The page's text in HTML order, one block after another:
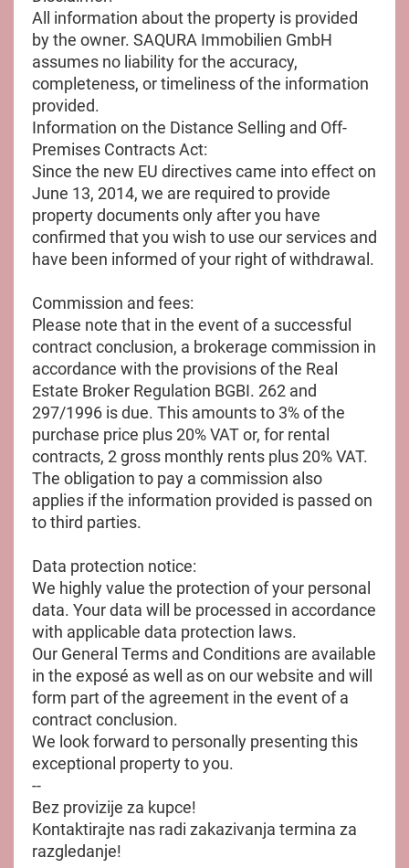
All information about the property is provided
by the owner. SAQURA Immobilien GmbH
assumes no liability for the accuracy,
completeness, or timeliness of the information
provided.
Information on the Distance Selling and Off-
Premises Contracts Act:
Since the new EU directives came into effect on
June 13, 2014, we are required to provide
property documents only after you have
confirmed that you wish to use our services and
have been informed of your right of withdrawal.
Commission and fees:
Please note that in the event of a successful
contract conclusion, a brokerage commission in
accordance with the provisions of the Real
Estate Broker Regulation BGBI. 262 and
297/1996 is due. This amounts to 3% of the
purchase price plus 20% VAT or, for rental
contracts, 2 gross monthly rents plus 20% VAT.
The obligation to pay a commission also
applies if the information provided is passed on
to third parties.
Data protection notice:
We highly value the protection of your personal
data. Your data will be processed in accordance
with applicable data protection laws.
Our General Terms and Conditions are available
in the exposé as well as on our website and will
form part of the agreement in the event of a
contract conclusion.
We look forward to personally presenting this
exceptional property to you.
--
Bez provizije za kupce!
Kontaktirajte nas radi zakazivanja termina za
razgledanje!